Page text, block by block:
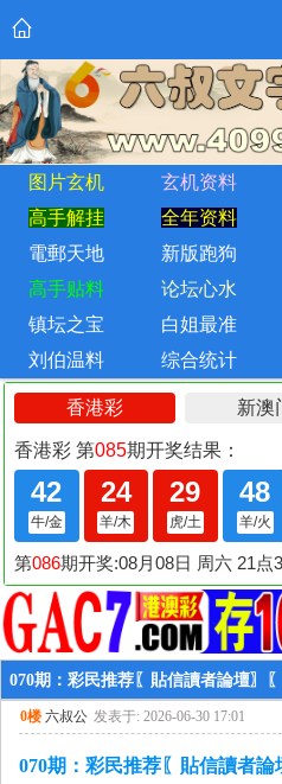
图片玄机 玄机资料
高手解挂
全年资料
電郵天地
新版跑狗
高手贴料
论坛心水
镇坛之宝
白姐最准
刘伯温料
综合统计
070期：彩民推荐〖貼信讀者論壇〗
0楼 六叔公 发表于: 2026-06-30 17:01
070期：彩民推荐〖貼信讀者論